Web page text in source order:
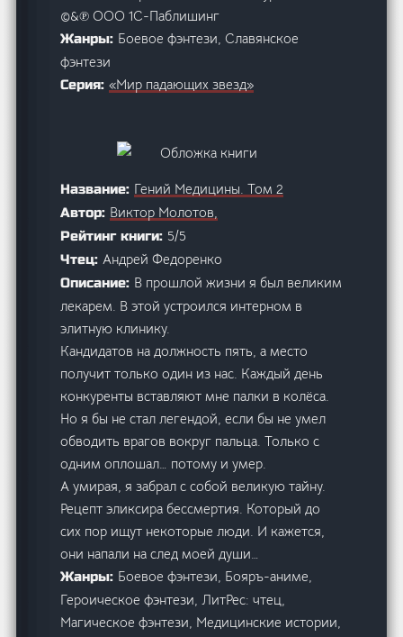
©&℗ ООО 1С-Паблишинг
Жанры: Боевое фэнтези, Славянское
фэнтези
Серия:«Мир падающих звезд»
Название: Гений Медицины. Том 2
Автор: Виктор Молотов,
Рейтинг книги: 5/5
Чтец:Андрей Федоренко
Описание: В прошлой жизни я был великим
лекарем. В этой устроился интерном в
элитную клинику.
Кандидатов на должность пять, а место
получит только один из нас. Каждый день
конкуренты вставляют мне палки в колёса.
Но я бы не стал легендой, если бы не умел
обводить врагов вокруг пальца. Только с
одним оплошал… потому и умер.
А умирая, я забрал с собой великую тайну.
Рецепт эликсира бессмертия. Который до
сих пор ищут некоторые люди. И кажется,
они напали на след моей души…
Жанры: Боевое фэнтези, Бояръ-аниме,
Героическое фэнтези, ЛитРес: чтец,
Магическое фэнтези, Медицинские истории,